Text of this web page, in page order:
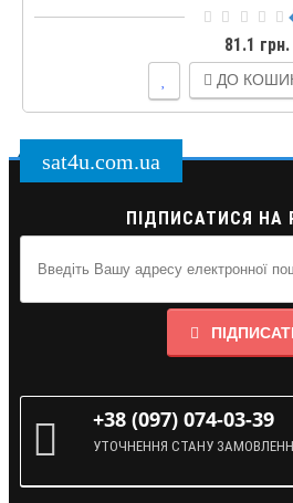
81.1 грн.
ДО
sat4u.com.ua
ПІДПИСАТИСЯ НА
+38 (097) 074-03-39
УТОЧНЕННЯ СТАНУ